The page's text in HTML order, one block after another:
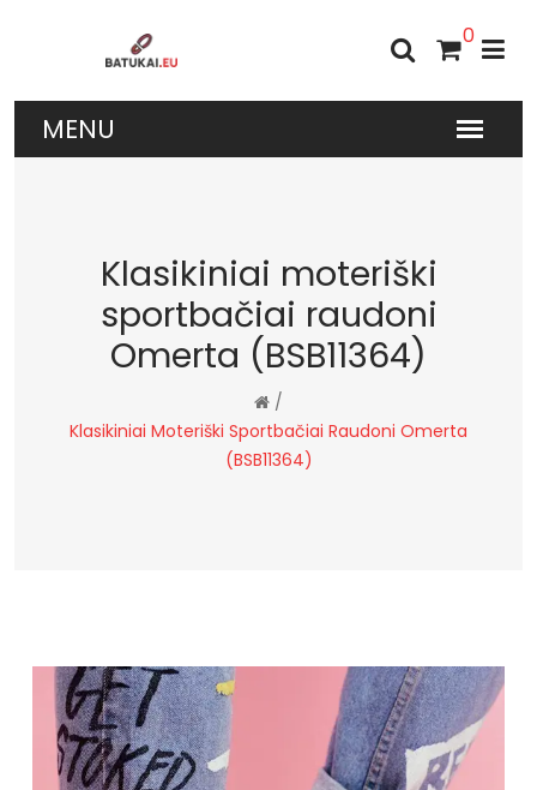
0
Klasikiniai moteriški
sportbačiai raudoni
Omerta (BSB11364)
/
Klasikiniai Moteriški Sportbačiai Raudoni Omerta
(BSB11364)